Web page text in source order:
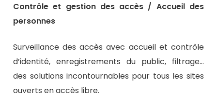
Contrôle et gestion des accès / Accueil des
personnes
Surveillance des accès avec accueil et contrôle
d’identité, enregistrements du public, filtrage…
des solutions incontournables pour tous les sites
ouverts en accès libre.